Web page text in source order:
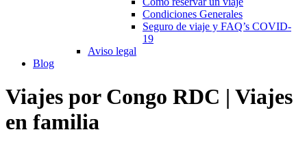
Condiciones Generales
Seguro de viaje y FAQ’s COVID-
19
Aviso legal
Blog
Viajes por Congo RDC | Viajes
en familia